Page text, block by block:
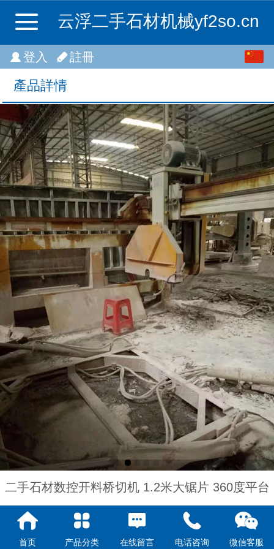
云浮二手石材机械yf2so.cn
登入 註冊
English
產品詳情
二手石材数控开料桥切机 1.2米大锯片 360度平台
编号： 20189937-XIJ-55
首页 产品分类 在线留言 电话咨询 微信客服